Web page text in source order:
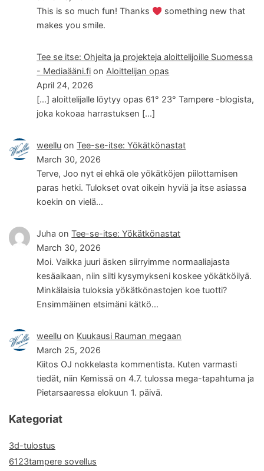
This is so much fun! Thanks
something new that
makes you smile.
Tee se itse: Ohjeita ja projekteja aloittelijoille Suomessa
- Mediaääni.fi onAloittelijan opas
April 24, 2026
[…] aloittelijalle löytyy opas 61° 23° Tampere -blogista,
joka kokoaa harrastuksen […]
weellu onTee-se-itse: Yökätkönastat
March 30, 2026
Terve, Joo nyt ei ehkä ole yökätköjen piilottamisen
paras hetki. Tulokset ovat oikein hyviä ja itse asiassa
koekin on vielä…
Juha onTee-se-itse: Yökätkönastat
March 30, 2026
Moi. Vaikka juuri äsken siirryimme normaaliajasta
kesäaikaan, niin silti kysymykseni koskee yökätköilyä.
Minkälaisia tuloksia yökätkönastojen koe tuotti?
Ensimmäinen etsimäni kätkö…
weellu on Kuukausi Rauman megaan
March 25, 2026
Kiitos OJ nokkelasta kommentista. Kuten varmasti
tiedät, niin Kemissä on 4.7. tulossa mega-tapahtuma ja
Pietarsaaressa elokuun 1. päivä.
Kategoriat
3d-tulostus
6123tampere sovellus